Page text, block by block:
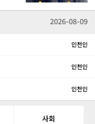
2026-08-09
인천인
인천인
인천인
사회